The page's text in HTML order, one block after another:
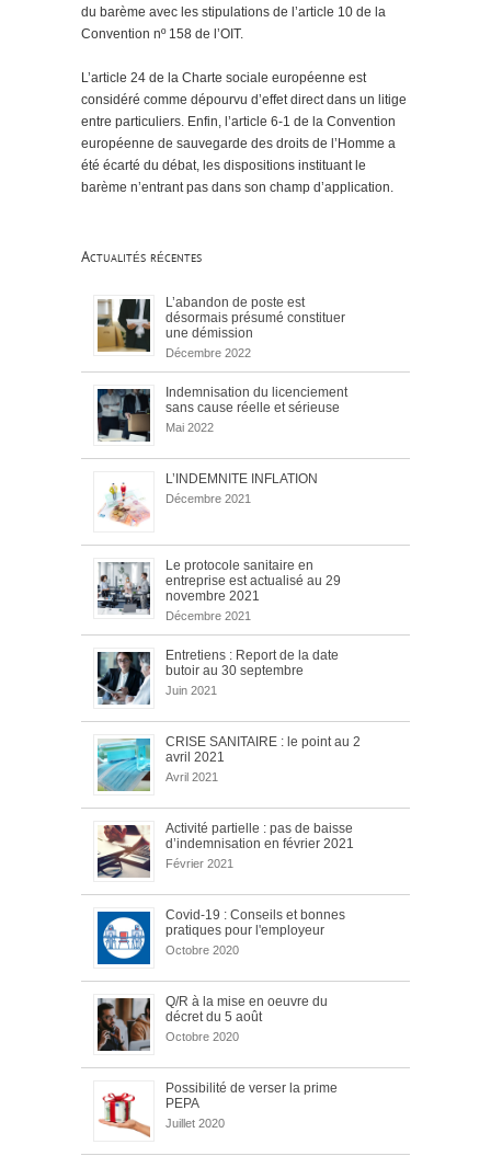
du barème avec les stipulations de l’article 10 de la
Convention nº 158 de l’OIT.
L’article 24 de la Charte sociale européenne est
considéré comme dépourvu d’effet direct dans un litige
entre particuliers. Enfin, l’article 6-1 de la Convention
européenne de sauvegarde des droits de l’Homme a
été écarté du débat, les dispositions instituant le
barème n’entrant pas dans son champ d’application.
Actualités récentes
L’abandon de poste est
désormais présumé constituer
une démission
Décembre 2022
Indemnisation du licenciement
sans cause réelle et sérieuse
Mai 2022
L’INDEMNITE INFLATION
Décembre 2021
Le protocole sanitaire en
entreprise est actualisé au 29
novembre 2021
Décembre 2021
Entretiens : Report de la date
butoir au 30 septembre
Juin 2021
CRISE SANITAIRE : le point au 2
avril 2021
Avril 2021
Activité partielle : pas de baisse
d’indemnisation en février 2021
Février 2021
Covid-19 : Conseils et bonnes
pratiques pour l'employeur
Octobre 2020
Q/R à la mise en oeuvre du
décret du 5 août
Octobre 2020
Possibilité de verser la prime
PEPA
Juillet 2020